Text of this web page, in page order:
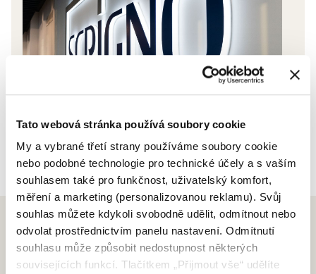
Tato webová stránka používá soubory cookie
My a vybrané třetí strany používáme soubory cookie
nebo podobné technologie pro technické účely a s vaším
souhlasem také pro funkčnost, uživatelský komfort,
měření a marketing (personalizovanou reklamu). Svůj
souhlas můžete kdykoli svobodně udělit, odmítnout nebo
odvolat prostřednictvím panelu nastavení. Odmítnutí
souhlasu může způsobit nedostupnost některých
souvisejících funkcí. Tlačítkem „Přijmout vše“ udělíte